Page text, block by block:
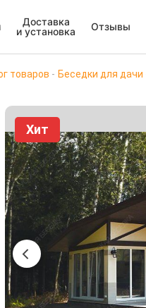
Доставка
и установка
Отзывы
товаров Беседки для дачи
Хит